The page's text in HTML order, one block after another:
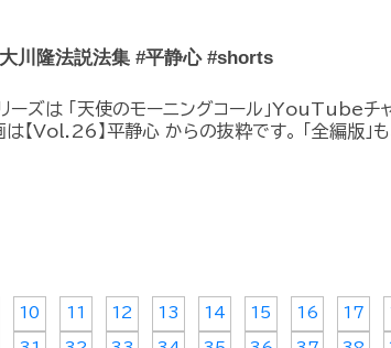
川隆法説法集 #平静心 #shorts
リーズは 「天使のモーニングコール」YouTubeチ
【Vol.26】平静心 からの抜粋です。 「全編版」
10 11 12 13 14 15 16 17